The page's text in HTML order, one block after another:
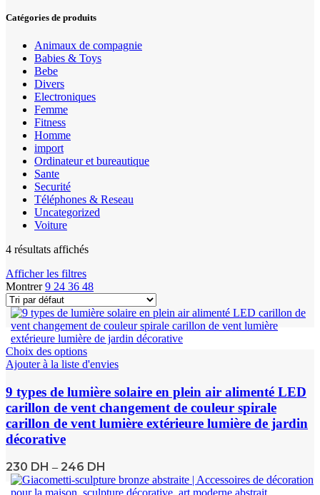
Catégories de produits
Animaux de compagnie
Babies & Toys
Bebe
Divers
Electroniques
Femme
Fitness
Homme
import
Ordinateur et bureautique
Sante
Securité
Téléphones & Reseau
Uncategorized
Voiture
4 résultats affichés
Afficher les filtres
Montrer9 24 36 48
Choix des options
Ajouter à la liste d'envies
9 types de lumière solaire en plein air alimenté LED
carillon de vent changement de couleur spirale
carillon de vent lumière extérieure lumière de jardin
décorative
230 DH – 246 DH